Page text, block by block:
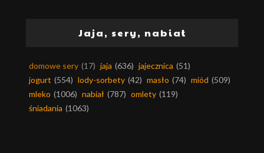
Jaja, sery, nabiał
domowe sery (17) jaja (636) jajecznica (51)
jogurt (554) lody-sorbety (42) masło (74) miód (509)
mleko (1006) nabiał (787) omlety (119)
śniadania (1063)